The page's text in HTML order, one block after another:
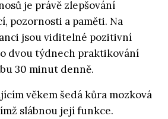
je právě zlepšování
pozornosti a paměti. Na
jsou viditelné pozitivní
dvou týdnech praktikování
30 minut denně.
věkem šedá kůra mozková
slábnou její funkce.